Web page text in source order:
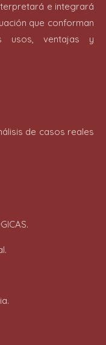
e integrará
que conforman
usos, ventajas y
de casos reales